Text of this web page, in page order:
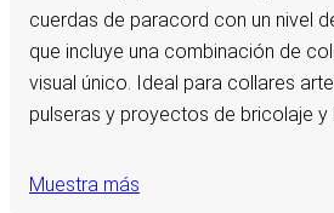
cuerdas de paracord con un nivel
que incluye una combinación de
visual único. Ideal para collares
pulseras y proyectos de bricolaje y
Muestra más